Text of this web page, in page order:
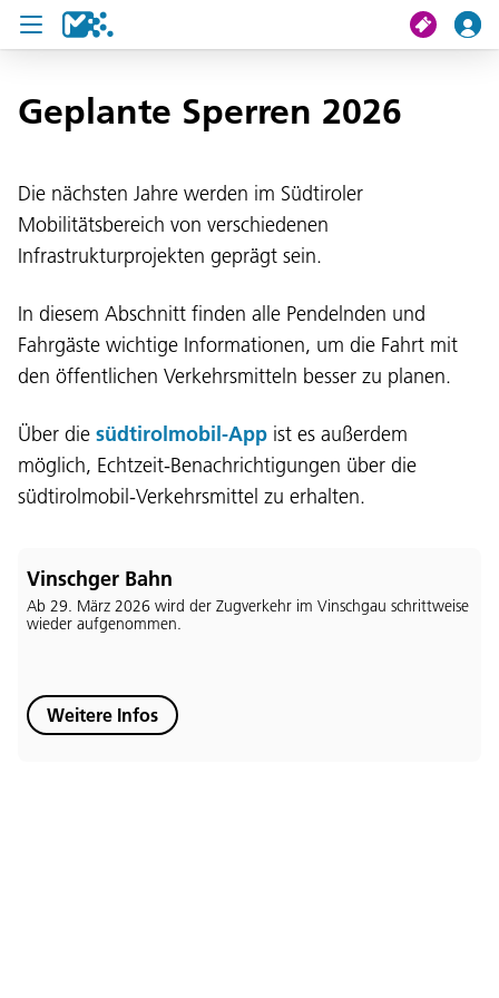
Suche
Meine Fahrt
Tickets
News
Projekte
Service und Kontakt
Sprache:
DEU
ITA LAD
Service Desk:+39 0471 220880
Impressum Privacy und Cookie Policy
Geplante Sperren 2026
Die nächsten Jahre werden im Südtiroler
Mobilitätsbereich von verschiedenen
Infrastrukturprojekten geprägt sein.
In diesem Abschnitt finden alle Pendelnden und
Fahrgäste wichtige Informationen, um die Fahrt mit
den öffentlichen Verkehrsmitteln besser zu planen.
Über die südtirolmobil-App ist es außerdem
möglich, Echtzeit-Benachrichtigungen über die
südtirolmobil-Verkehrsmittel zu erhalten.
Vinschger Bahn
Ab 29. März 2026 wird der Zugverkehr im Vinschgau schrittweise
wieder aufgenommen.
Weitere Infos